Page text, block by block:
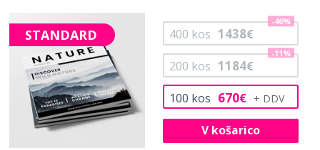
STANDARD
100 kos 670€
200 kos 1184€
-11%
400 kos 1438€
-46%
V košarico